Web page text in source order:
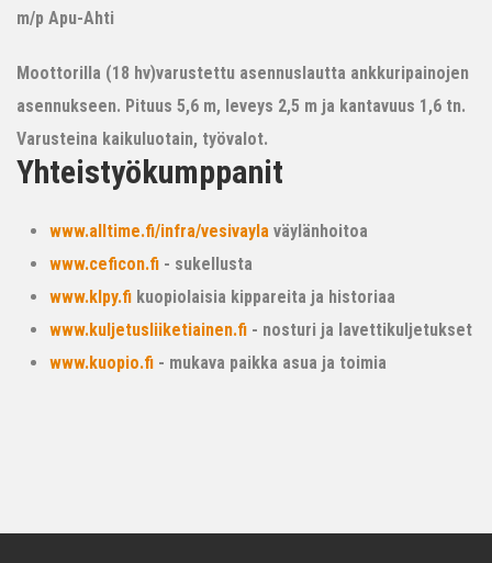
m/p Apu-Ahti
Moottorilla (18 hv)varustettu asennuslautta ankkuripainojen
asennukseen. Pituus 5,6 m, leveys 2,5 m ja kantavuus 1,6 tn.
Varusteina kaikuluotain, työvalot.
Yhteistyökumppanit
www.alltime.fi/infra/vesivayla väylänhoitoa
www.ceficon.fi - sukellusta
www.klpy.fi kuopiolaisia kippareita ja historiaa
www.kuljetusliiketiainen.fi - nosturi ja lavettikuljetukset
www.kuopio.fi - mukava paikka asua ja toimia